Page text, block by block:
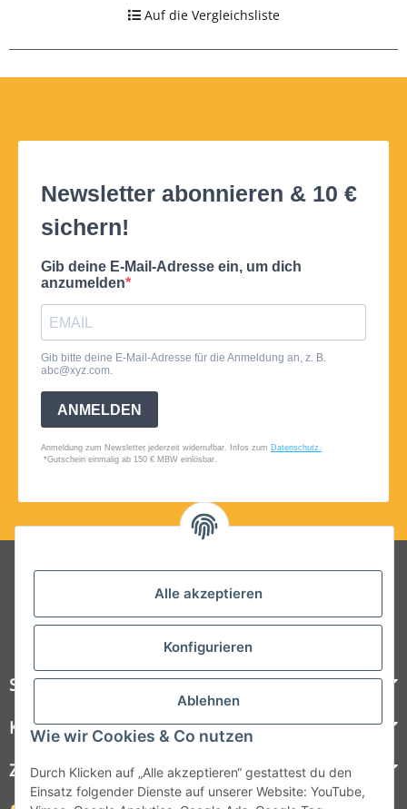
Alle akzeptieren
Konfigurieren
Ablehnen
Wie wir Cookies & Co nutzen
Durch Klicken auf „Alle akzeptieren“ gestattest du den
Einsatz folgender Dienste auf unserer Website: YouTube,
Auf die Vergleichsliste
Folgt uns auf Social Media
Steelboxx
Kundenservice
Zahlungsmöglichkeiten